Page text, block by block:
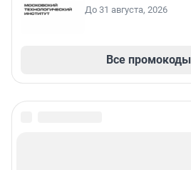
До 31 августа, 2026
Все промокоды